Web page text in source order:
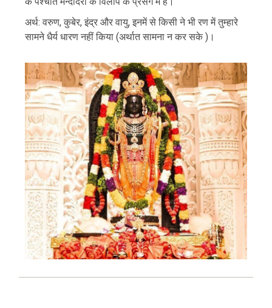
अर्थ: वरुण, कुबेर, इंद्र और वायु, इनमें से किसी ने भी रण में तुम्हारे
सामने धैर्य धारण नहीं किया (अर्थात सामना न कर सके )।